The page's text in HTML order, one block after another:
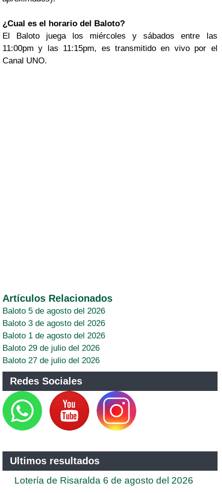
¿Cual es el horario del Baloto?
El Baloto juega los miércoles y sábados entre las
11:00pm y las 11:15pm, es transmitido en vivo por el
Canal UNO.
Artículos Relacionados
Baloto 5 de agosto del 2026
Baloto 3 de agosto del 2026
Baloto 1 de agosto del 2026
Baloto 29 de julio del 2026
Baloto 27 de julio del 2026
Redes Sociales
Ultimos resultados
Lotería de Risaralda 6 de agosto del 2026